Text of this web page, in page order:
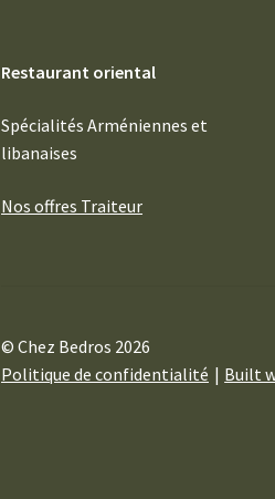
Restaurant oriental
Spécialités Arméniennes et
libanaises
Nos offres Traiteur
© Chez Bedros 2026
Politique de confidentialité
Built